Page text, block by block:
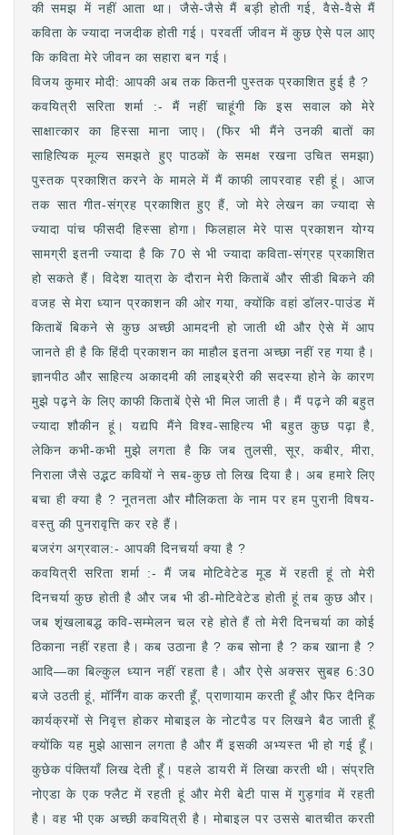
की समझ में नहीं आता था। जैसे-जैसे मैं बड़ी होती गई, वैसे-वैसे मैं
कविता के ज्यादा नजदीक होती गई। परवर्ती जीवन में कुछ ऐसे पल आए
कि कविता मेरे जीवन का सहारा बन गई।
विजय कुमार मोदी: आपकी अब तक कितनी पुस्तक प्रकाशित हुई है ?
कवयित्री सरिता शर्मा :- मैं नहीं चाहूंगी कि इस सवाल को मेरे
साक्षात्कार का हिस्सा माना जाए। (फिर भी मैंने उनकी बातों का
साहित्यिक मूल्य समझते हुए पाठकों के समक्ष रखना उचित समझा)
पुस्तक प्रकाशित करने के मामले में मैं काफी लापरवाह रही हूं। आज
तक सात गीत-संग्रह प्रकाशित हुए हैं, जो मेरे लेखन का ज्यादा से
ज्यादा पांच फीसदी हिस्सा होगा। फिलहाल मेरे पास प्रकाशन योग्य
सामग्री इतनी ज्यादा है कि 70 से भी ज्यादा कविता-संग्रह प्रकाशित
हो सकते हैं। विदेश यात्रा के दौरान मेरी किताबें और सीडी बिकने की
वजह से मेरा ध्यान प्रकाशन की ओर गया, क्योंकि वहां डॉलर-पाउंड में
किताबें बिकने से कुछ अच्छी आमदनी हो जाती थी और ऐसे में आप
जानते ही है कि हिंदी प्रकाशन का माहौल इतना अच्छा नहीं रह गया है।
ज्ञानपीठ और साहित्य अकादमी की लाइब्रेरी की सदस्या होने के कारण
मुझे पढ़ने के लिए काफी किताबें ऐसे भी मिल जाती है। मैं पढ़ने की बहुत
ज्यादा शौकीन हूं। यद्यपि मैंने विश्व-साहित्य भी बहुत कुछ पढ़ा है,
लेकिन कभी-कभी मुझे लगता है कि जब तुलसी, सूर, कबीर, मीरा,
निराला जैसे उद्भट कवियों ने सब-कुछ तो लिख दिया है। अब हमारे लिए
बचा ही क्या है ? नूतनता और मौलिकता के नाम पर हम पुरानी विषय-
वस्तु की पुनरावृत्ति कर रहे हैं।
बजरंग अग्रवाल:- आपकी दिनचर्या क्या है ?
कवयित्री सरिता शर्मा :- मैं जब मोटिवेटेड मूड में रहती हूं तो मेरी
दिनचर्या कुछ होती है और जब भी डी-मोटिवेटेड होती हूं तब कुछ और।
जब शृंखलाबद्ध कवि-सम्मेलन चल रहे होते हैं तो मेरी दिनचर्या का कोई
ठिकाना नहीं रहता है। कब उठाना है ? कब सोना है ? कब खाना है ?
आदि—का बिल्कुल ध्यान नहीं रहता है। और ऐसे अक्सर सुबह 6:30
बजे उठती हूं, मॉर्निंग वाक करती हूँ, प्राणायाम करती हूँ और फिर दैनिक
कार्यक्रमों से निवृत्त होकर मोबाइल के नोटपैड पर लिखने बैठ जाती हूँ
क्योंकि यह मुझे आसान लगता है और मैं इसकी अभ्यस्त भी हो गई हूँ।
कुछेक पंक्तियाँ लिख देती हूँ। पहले डायरी में लिखा करती थी। संप्रति
नोएडा के एक फ्लैट में रहती हूं और मेरी बेटी पास में गुड़गांव में रहती
है। वह भी एक अच्छी कवयित्री है। मोबाइल पर उससे बातचीत करती